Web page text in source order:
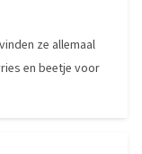
ze allemaal
en beetje voor